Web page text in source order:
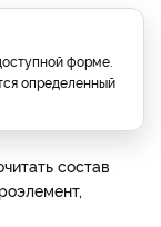
форме.
определенный
состав